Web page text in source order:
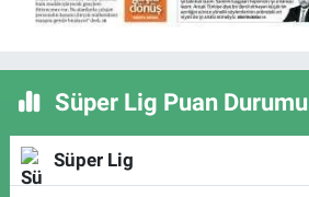
Süper Lig Puan Durumu
Süper Lig